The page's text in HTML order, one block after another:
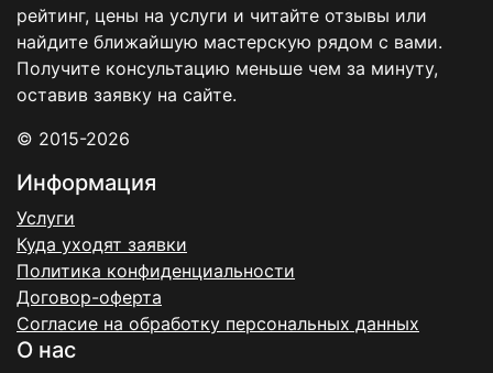
рейтинг, цены на услуги и читайте отзывы или
найдите ближайшую мастерскую рядом с вами.
Получите консультацию меньше чем за минуту,
оставив заявку на сайте.
© 2015-2026
Информация
Услуги
Куда уходят заявки
Политика конфиденциальности
Договор-оферта
Согласие на обработку персональных данных
О нас